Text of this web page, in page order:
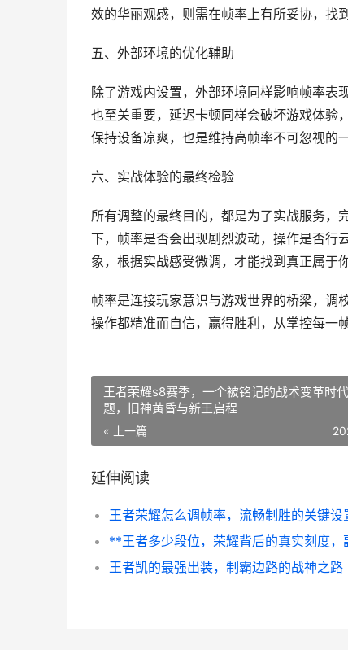
效的华丽观感，则需在帧率上有所妥协，找
五、外部环境的优化辅助
除了游戏内设置，外部环境同样影响帧率表
也至关重要，延迟卡顿同样会破坏游戏体验
保持设备凉爽，也是维持高帧率不可忽视的一
六、实战体验的最终检验
所有调整的最终目的，都是为了实战服务，
下，帧率是否会出现剧烈波动，操作是否行
象，根据实战感受微调，才能找到真正属于
帧率是连接玩家意识与游戏世界的桥梁，调
操作都精准而自信，赢得胜利，从掌控每一帧
王者荣耀s8赛季，一个被铭记的战术变革时
题，旧神黄昏与新王启程
« 上一篇
延伸阅读
王者荣耀怎么调帧率，流畅制胜的关键设
王者凯的最强出装，制霸边路的战神之路